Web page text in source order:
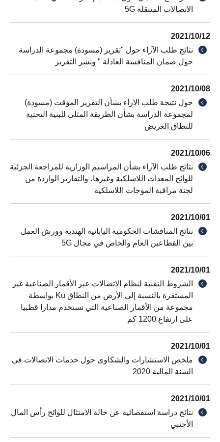
الاتصالات المتنقلة 5G
2021/10/12
نتائج طلب الآراء حول "تقرير (مسودة) مجموعة الدراسة
حول ضمان المنافسة العادلة " ونشر التقرير
2021/10/08
حول نتيجة طلب الآراء بشأن التقرير المؤقت (مسودة)
لمجموعة الدراسة بشأن الطريقة المثلى للبنية التحتية
للنطاق العريض
2021/10/06
نتائج طلب الآراء بشأن المراسيم الوزارية للمراجعة الجزئية
للوائح المعدات اللاسلكية وغيرها، والتقارير الواردة من
لجنة مراقبة الموجات اللاسلكية
2021/10/01
نتائج المناقشات الحكومية اليابانية الهندية وورش العمل
بين القطاعين العام والخاص في مجال 5G
2021/10/01
الشروط التقنية لنظام الاتصالات عبر الأقمار الصناعية غير
المستقرة بالنسبة إلى الأرض من النطاق Ku بواسطة
مجموعة من الأقمار الصناعية التي تستخدم مدارا قطبيا
على ارتفاع 1200 كم
2021/10/01
ملخص الاستشارات والشكاوى حول خدمات الاتصالات في
السنة المالية 2020
2021/10/01
نتائج دراسة استقصائية عن حالة الامتثال للوائح رأس المال
الأجنبي